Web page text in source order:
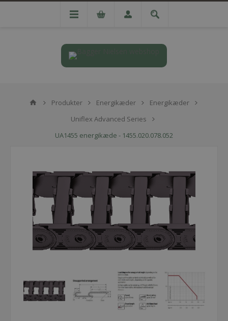
Produkter Energikæder
Energikæder
Uniflex Advanced Series
UA1455 energikæde - 1455.020.078.052